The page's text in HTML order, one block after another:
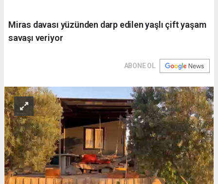
Miras davası yüzünden darp edilen yaşlı çift yaşam
savaşı veriyor
ABONE OL